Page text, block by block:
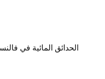
الحدائق المائية في